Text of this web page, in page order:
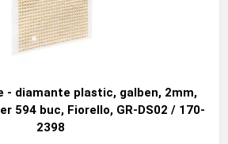
- diamante plastic, galben, 2mm,
594 buc, Fiorello, GR-DS02 / 170-
2398